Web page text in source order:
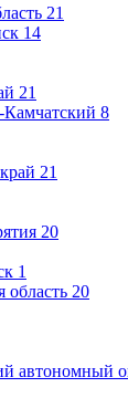
21
14
21
Камчатский 8
21
20
1
область 20
автономный